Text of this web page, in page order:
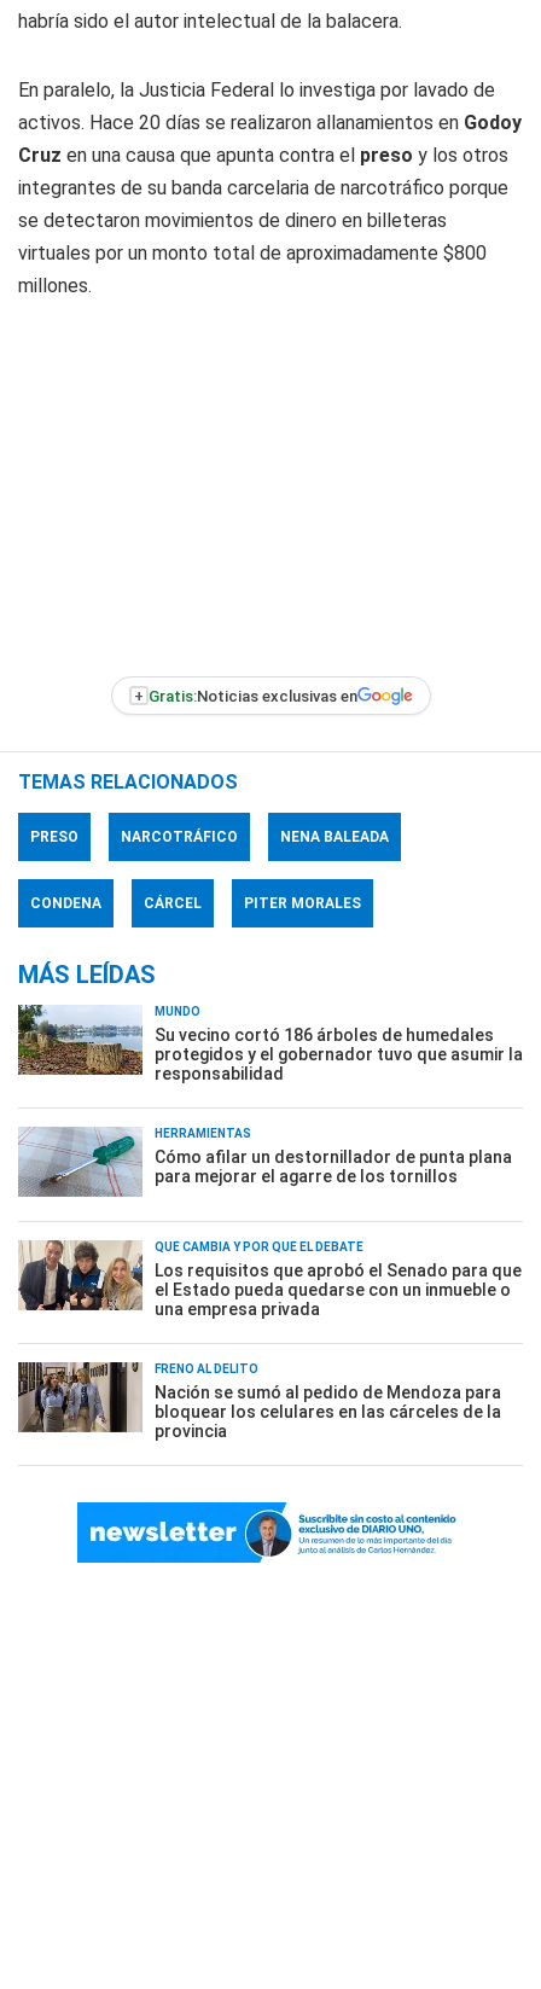
habría sido el autor intelectual de la balacera.
En paralelo, la Justicia Federal lo investiga por lavado de
activos. Hace 20 días se realizaron allanamientos en Godoy
Cruz en una causa que apunta contra el preso y los otros
integrantes de su banda carcelaria de narcotráfico porque
se detectaron movimientos de dinero en billeteras
virtuales por un monto total de aproximadamente $800
millones.
+ Gratis:Noticias exclusivas en
TEMAS RELACIONADOS
PRESO NARCOTRÁFICO NENA BALEADA
CONDENA CÁRCEL PITER MORALES
MÁS LEÍDAS
MUNDO
Su vecino cortó 186 árboles de humedales
protegidos y el gobernador tuvo que asumir la
responsabilidad
HERRAMIENTAS
Cómo afilar un destornillador de punta plana
para mejorar el agarre de los tornillos
QUÉ CAMBIA Y POR QUÉ EL DEBATE
Los requisitos que aprobó el Senado para que
el Estado pueda quedarse con un inmueble o
una empresa privada
FRENO AL DELITO
Nación se sumó al pedido de Mendoza para
bloquear los celulares en las cárceles de la
provincia